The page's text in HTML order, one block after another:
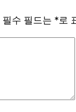
필수 필드는 *로